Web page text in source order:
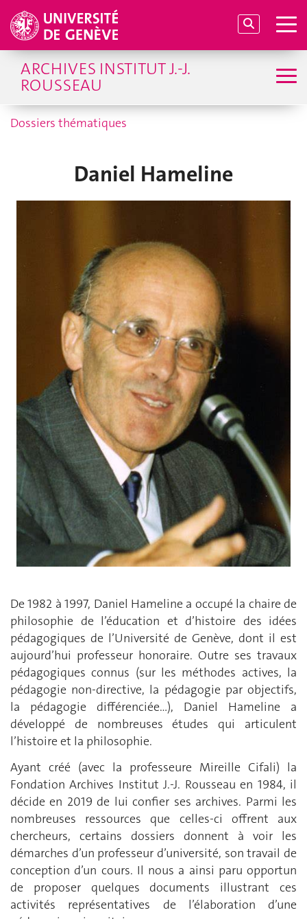
ARCHIVES INSTITUT J.-J.
ROUSSEAU
Dossiers thématiques
Daniel Hameline
De 1982 à 1997, Daniel Hameline a occupé la chaire de
philosophie de l’éducation et d’histoire des idées
pédagogiques de l’Université de Genève, dont il est
aujourd’hui professeur honoraire. Outre ses travaux
pédagogiques connus (sur les méthodes actives, la
pédagogie non-directive, la pédagogie par objectifs,
la pédagogie différenciée…), Daniel Hameline a
développé de nombreuses études qui articulent
l’histoire et la philosophie.
Ayant créé (avec la professeure Mireille Cifali) la
Fondation Archives Institut J.-J. Rousseau en 1984, il
décide en 2019 de lui confier ses archives. Parmi les
nombreuses ressources que celles-ci offrent aux
chercheurs, certains dossiers donnent à voir les
démarches d’un professeur d’université, son travail de
conception d’un cours. Il nous a ainsi paru opportun
de proposer quelques documents illustrant ces
activités représentatives de l’élaboration d’une